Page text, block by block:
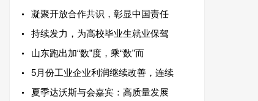
凝聚开放合作共识，彰显中国责任
持续发力，为高校毕业生就业保驾
山东跑出加“数”度，乘“数”而
5月份工业企业利润继续改善，连续
夏季达沃斯与会嘉宾：高质量发展